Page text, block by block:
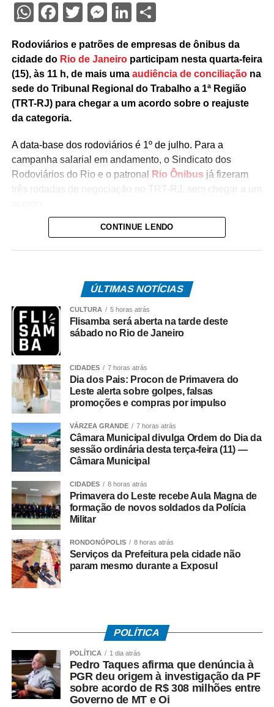
WhatsApp
Facebook
Twitter
Messenger
LinkedIn
Share
Rodoviários e patrões de empresas de ônibus da
cidade do Rio de Janeiroparticipam nesta quarta-feira
(15), às 11 h, de mais uma audiência de conciliaçãona
sede do Tribunal Regional do Trabalho a 1ª Região
(TRT-RJ) para chegar a um acordo sobre o reajuste
da categoria.
A data-base dos rodoviários é 1º de julho. Para a
campanha salarial em andamento, o Sindicato dos
Rodoviários do Rio e o patronal Rio Ônibus já fizeram
três rodadas de negociação no TRT-RJ, sem chegar a um
Durante as negociações mediadas pela Justiça do
o Rio Ônibus havia ofertado 4,39%.
O desembargador Gustavo Tadeu Alkmim, da Seção
Especializada em Dissídios Coletivos (Sedic), pediu que
os patrões aumentem a oferta de reajuste para 5%, o
cidades de Duque de Caxias e Nova Iguaçu, na Baixada
Fluminense.
Paralisação
No dia 27 de junho, o Sindicato dos Rodoviários ajuizou
o dissídio coletivo de greve e de natureza econômica. Na
concedeu liminar autorizando o início da paralisação.
Determinou a manutenção de, no mínimo, 50% da frota
operacional em cada linha e itinerário, sob pena de multa
de R$ 50 mil em caso de descumprimento da medida.
Dois dias depois, no dia 29 de junho, os rodoviários do
município do Rio de Janeiro iniciaram a paralisação. No
mas não houve acordo.
Entre as principais reivindicações da categoria estão
reajuste salarial, valorização dos pisos remuneratórios,
ampliação do auxílio-alimentação para R$ 1 mil e o
CONTINUE LENDO
ÚLTIMAS NOTÍCIAS
CULTURA 5 horas atrás
Flisamba será aberta na tarde deste
sábado no Rio de Janeiro
CIDADES 7 horas atrás
Dia dos Pais: Procon de Primavera do
Leste alerta sobre golpes, falsas
promoções e compras por impulso
VÁRZEA GRANDE 7 horas atrás
Câmara Municipal divulga Ordem do Dia da
sessão ordinária desta terça-feira (11) —
Câmara Municipal
CIDADES 8 horas atrás
Primavera do Leste recebe Aula Magna de
formação de novos soldados da Polícia
Militar
RONDONÓPOLIS 8 horas atrás
Serviços da Prefeitura pela cidade não
param mesmo durante a Exposul
POLÍTICA
POLÍTICA 1 dia atrás
Pedro Taques afirma que denúncia à
PGR deu origem à investigação da PF
sobre acordo de R$ 308 milhões entre
Governo de MT e Oi